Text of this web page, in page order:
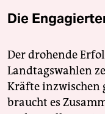
shop
unterstützen
abo
Die
Der drohende
Landtagswahlen
Kräfte inzwischen
braucht es